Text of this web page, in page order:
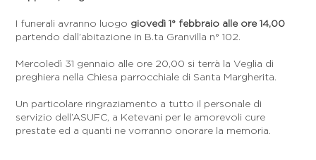
I funerali avranno luogo giovedì 1° febbraio alle ore 14,00
partendo dall’abitazione in B.ta Granvilla n° 102.
Mercoledì 31 gennaio alle ore 20,00 si terrà la Veglia di
preghiera nella Chiesa parrocchiale di Santa Margherita.
Un particolare ringraziamento a tutto il personale di
servizio dell’ASUFC, a Ketevani per le amorevoli cure
prestate ed a quanti ne vorranno onorare la memoria.